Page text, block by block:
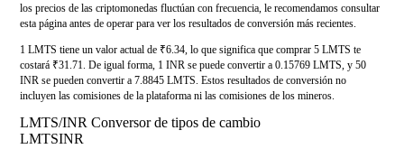
los precios de las criptomonedas fluctúan con frecuencia, le recomendamos consultar
esta página antes de operar para ver los resultados de conversión más recientes.
1 LMTS tiene un valor actual de ₹6.34, lo que significa que comprar 5 LMTS te
costará ₹31.71. De igual forma, 1 INR se puede convertir a 0.15769 LMTS, y 50
INR se pueden convertir a 7.8845 LMTS. Estos resultados de conversión no
incluyen las comisiones de la plataforma ni las comisiones de los mineros.
LMTS/INR Conversor de tipos de cambio
LMTSINR